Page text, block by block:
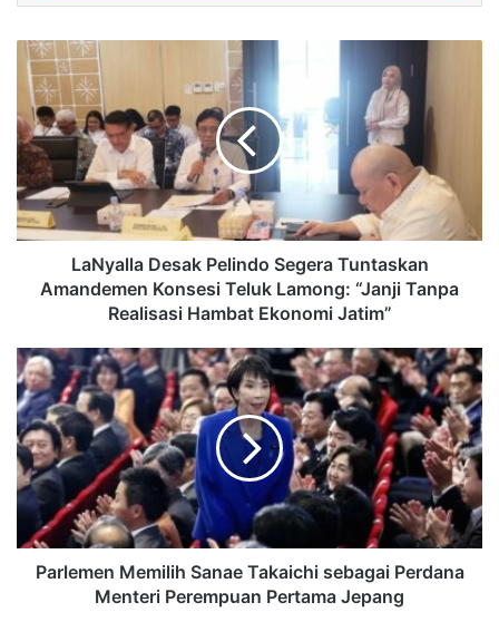
LaNyalla Desak Pelindo Segera Tuntaskan
Amandemen Konsesi Teluk Lamong: “Janji Tanpa
Realisasi Hambat Ekonomi Jatim”
Parlemen Memilih Sanae Takaichi sebagai Perdana
Menteri Perempuan Pertama Jepang